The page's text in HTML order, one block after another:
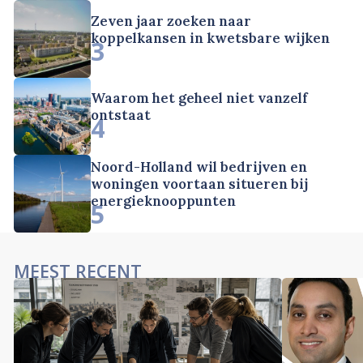
Zeven jaar zoeken naar
koppelkansen in kwetsbare wijken
3
Waarom het geheel niet vanzelf
ontstaat
4
Noord-Holland wil bedrijven en
woningen voortaan situeren bij
energieknooppunten
5
MEEST RECENT